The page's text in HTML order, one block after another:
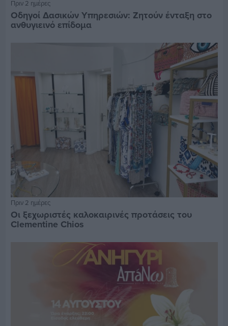
Πριν 2 ημέρες
Οδηγοί Δασικών Υπηρεσιών: Ζητούν ένταξη στο
ανθυγιεινό επίδομα
Πριν 2 ημέρες
Οι ξεχωριστές καλοκαιρινές προτάσεις του
Clementine Chios